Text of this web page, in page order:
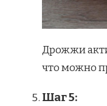
Дрожжи
что можно
Шаг 5: